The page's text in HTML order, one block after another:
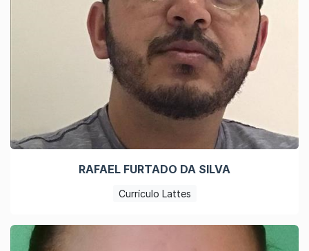
RAFAEL FURTADO DA SILVA
Currículo Lattes